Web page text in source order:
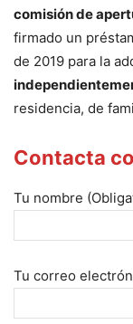
comisión de
firmado un
de 2019 para la
residencia, de
Contacta
Tu nombre
Tu correo